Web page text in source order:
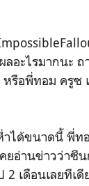
อะไรมากนะ
รือพี่ทอม ครูซ
ำได้ขนาดนี้ พี่
อ่านข่าวว่าซี
เดือนเลยทีเ